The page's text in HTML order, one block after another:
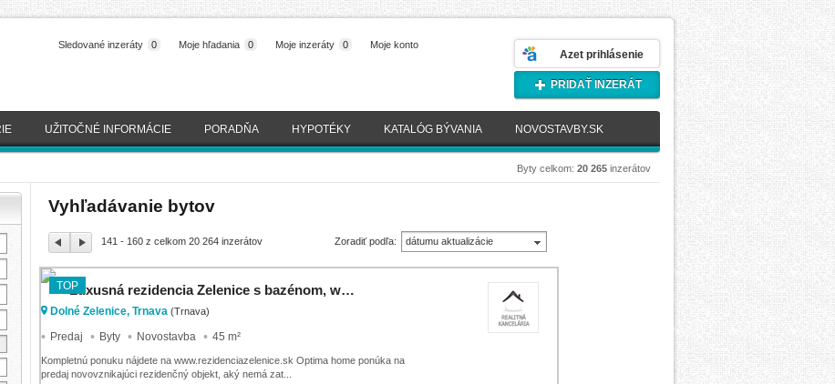
Azet prihlásenie
Moje konto
Moje inzeráty 0
Moje hľadania 0
Sledované inzeráty 0
PRIDAŤ INZERÁT
UŽITOČNÉ INFORMÁCIE PORADŇA HYPOTÉKY KATALÓG BÝVANIA NOVOSTAVBY.SK
Byty celkom: 20 265 inzerátov
Vyhľadávanie bytov
141 - 160 z celkom 20 264 inzerátov Zoradiť podľa:
dátumu aktualizácie
TOP Luxusná rezidencia Zelenice s bazénom, wellness,15min od TT
Dolné Zelenice, Trnava (Trnava)
Predaj Byty Novostavba 45 m²
Kompletnú ponuku nájdete na www.rezidenciazelenice.sk Optima home ponúka na
predaj novovznikajúci rezidenčný objekt, aký nemá zat...